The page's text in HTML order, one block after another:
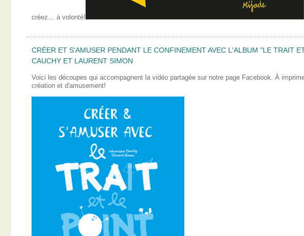
créez… à volonté!
CRÉER ET S'AMUSER PENDANT LE CONFINEMENT AVEC L'ALBUM "LE TRAIT
CAUCHY ET LAURENT SIMON
Voici les découpes qui accompagnent la vidéo partagée sur notre page Facebook. À
création et d'amusement!